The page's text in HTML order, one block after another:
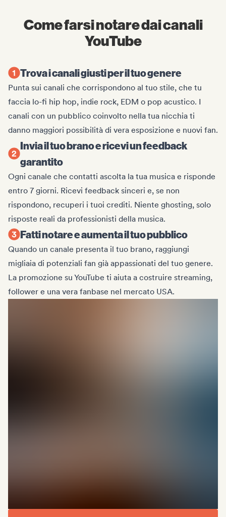
Come farsi notare dai canali
YouTube
Trova i canali giusti per il tuo genere
Punta sui canali che corrispondono al tuo stile, che tu
faccia lo-fi hip hop, indie rock, EDM o pop acustico. I
canali con un pubblico coinvolto nella tua nicchia ti
danno maggiori possibilità di vera esposizione e nuovi fan.
Invia il tuo brano e ricevi un feedback
garantito
Ogni canale che contatti ascolta la tua musica e risponde
entro 7 giorni. Ricevi feedback sinceri e, se non
rispondono, recuperi i tuoi crediti. Niente ghosting, solo
risposte reali da professionisti della musica.
Fatti notare e aumenta il tuo pubblico
Quando un canale presenta il tuo brano, raggiungi
migliaia di potenziali fan già appassionati del tuo genere.
La promozione su YouTube ti aiuta a costruire streaming,
follower e una vera fanbase nel mercato USA.